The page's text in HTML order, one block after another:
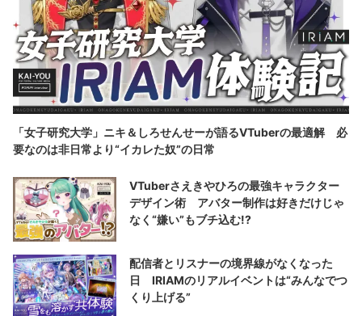
「女子研究大学」ニキ＆しろせんせーが語るVTuberの最適解 必
要なのは非日常より“イカレた奴”の日常
VTuberさえきやひろの最強キャラクター
デザイン術 アバター制作は好きだけじゃ
なく“嫌い”もブチ込む!?
配信者とリスナーの境界線がなくなった
日 IRIAMのリアルイベントは“みんなでつ
くり上げる”